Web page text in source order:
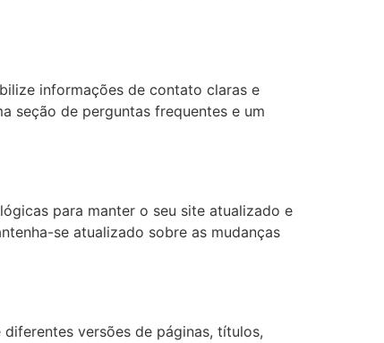
informações de contato claras e
seção de perguntas frequentes e um
para manter o seu site atualizado e
se atualizado sobre as mudanças
versões de páginas, títulos,